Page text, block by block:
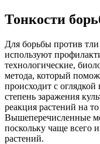
Тонкости
Для борьбы против
используют
технологические,
метода, который
происходит с
степень заражения
реакция растений на
Вышеперечисленные
поскольку чаще всего
растений.